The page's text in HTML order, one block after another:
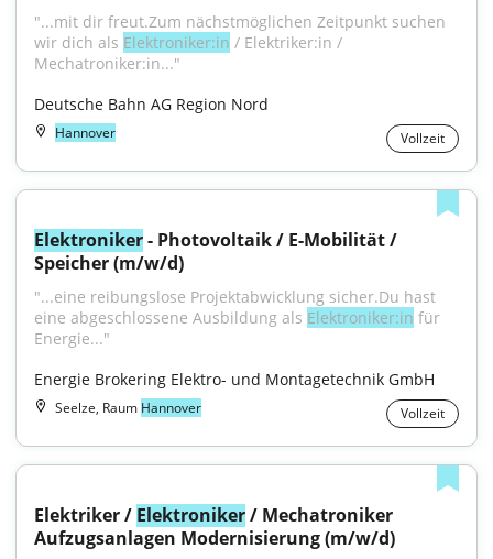
"...mit dir freut.Zum nächstmöglichen Zeitpunkt suchen
wir dich als Elektroniker:in / Elektriker:in /
Mechatroniker:in..."
Deutsche Bahn AG Region Nord
Hannover Vollzeit
Elektroniker - Photovoltaik / E-Mobilität /
Speicher (m/w/d)
"...eine reibungslose Projektabwicklung sicher.Du hast
eine abgeschlossene Ausbildung als Elektroniker:in für
Energie..."
Energie Brokering Elektro- und Montagetechnik GmbH
Seelze, Raum Hannover Vollzeit
Elektriker / Elektroniker / Mechatroniker
Aufzugsanlagen Modernisierung (m/w/d)